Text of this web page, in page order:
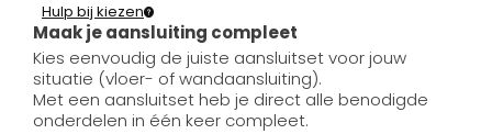
Maak je aansluiting compleet
Hulp bij kiezen
Kies eenvoudig de juiste aansluitset voor jouw
situatie (vloer- of wandaansluiting).
Met een aansluitset heb je direct alle benodigde
onderdelen in één keer compleet.